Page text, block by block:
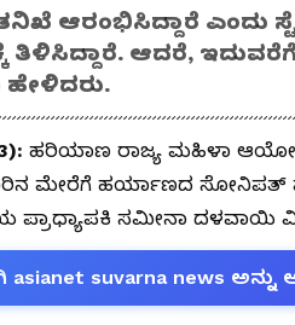
ಆರಂಭಿಸಿದ್ದಾರೆ
ಆದರೆ,
ಹೇಳಿದರು.
ಹರಿಯಾಣ ರಾಜ್ಯ ಮಹಿಳಾ
ಮೇರೆಗೆ ಹರ್ಯಾಣದ ಸೋನಿಪತ್
ಸಮೀನಾ ದಳವಾಯಿ
asianet suvarna news